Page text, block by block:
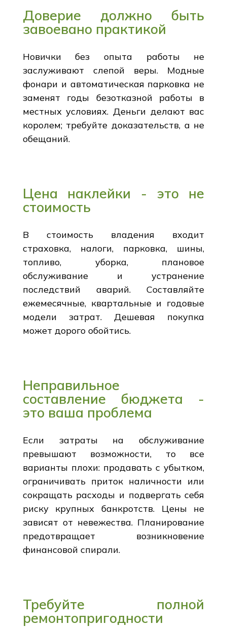
Доверие должно быть
завоевано практикой
Новички без опыта работы не
заслуживают слепой веры. Модные
фонари и автоматическая парковка не
заменят годы безотказной работы в
местных условиях. Деньги делают вас
королем; требуйте доказательств, а не
обещаний.
Цена наклейки - это не
стоимость
В стоимость владения входит
страховка, налоги, парковка, шины,
топливо, уборка, плановое
обслуживание и устранение
последствий аварий. Составляйте
ежемесячные, квартальные и годовые
модели затрат. Дешевая покупка
может дорого обойтись.
Неправильное
составление бюджета -
это ваша проблема
Если затраты на обслуживание
превышают возможности, то все
варианты плохи: продавать с убытком,
ограничивать приток наличности или
сокращать расходы и подвергать себя
риску крупных банкротств. Цены не
зависят от невежества. Планирование
предотвращает возникновение
финансовой спирали.
Требуйте полной
ремонтопригодности